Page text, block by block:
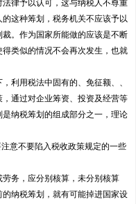
律予以认可，这与纳税人不尊重
这种筹划，税务机关不应该予以
。作为国家所能做的应该是不断
类似的情况不会再次发生，也就
利用税法中固有的、免征额、、
通过对企业筹资、投资及经营等
纳税筹划的组成部分之一，理论
意不要陷入税收政策规定的一些
务，应分别核算，未分别核算
纳税筹划，就有可能掉进国家设